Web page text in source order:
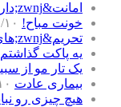
امانت&zwnj;داری
خونت مباح!
تحریم&zwnj;های داخلی
یه پاکت
یک تار مو از
بیماری عادت
هیچ چیزی رو